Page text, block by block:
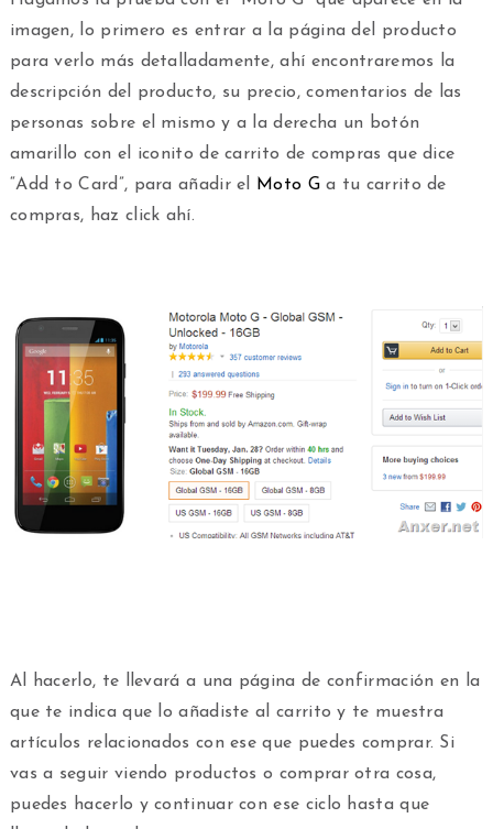
imagen, lo primero es entrar a la página del producto
para verlo más detalladamente, ahí encontraremos la
descripción del producto, su precio, comentarios de las
personas sobre el mismo y a la derecha un botón
amarillo con el iconito de carrito de compras que dice
“Add to Card”, para añadir el Moto Ga tu carrito de
compras, haz click ahí.
Al hacerlo, te llevará a una página de confirmación en la
que te indica que lo añadiste al carrito y te muestra
artículos relacionados con ese que puedes comprar. Si
vas a seguir viendo productos o comprar otra cosa,
puedes hacerlo y continuar con ese ciclo hasta que